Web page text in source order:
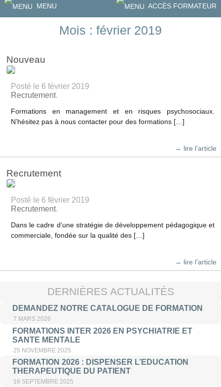
MENU ACCÈS FORMATEUR
Mois : février 2019
Nouveau
Posté le 6 février 2019
Recrutement.
Formations en management et en risques psychosociaux.
N’hésitez pas à nous contacter pour des formations […]
→ lire l’article
Recrutement
Posté le 6 février 2019
Recrutement.
Dans le cadre d’une stratégie de développement pédagogique et
commerciale, fondée sur la qualité des […]
→ lire l’article
DERNIÈRES ACTUALITÉS
DEMANDEZ NOTRE CATALOGUE DE FORMATION
7 MARS 2026
FORMATIONS INTER 2026 EN PSYCHIATRIE ET
SANTE MENTALE
25 NOVEMBRE 2025
FORMATION 2026 : DISPENSER L’EDUCATION
THERAPEUTIQUE DU PATIENT
16 SEPTEMBRE 2025